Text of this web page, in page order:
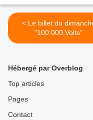
< Le billet du dimanche
"100.000.Volts"
Hébergé par Overblog
Top articles
Pages
Contact